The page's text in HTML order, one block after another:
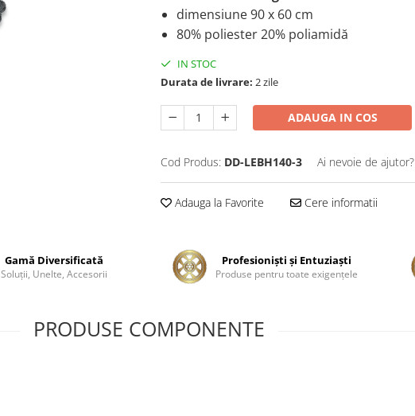
dimensiune 90 x 60 cm
80% poliester 20% poliamidă
IN STOC
Durata de livrare: 2 zile
ADAUGA IN COS
Cod Produs: DD-LEBH140-3 Ai nevoie de ajutor?
Adauga la Favorite Cere informatii
Gamă Diversificată
Soluţii, Unelte, Accesorii
Profesionişti şi Entuziaşti
Produse pentru toate exigenţele
PRODUSE COMPONENTE